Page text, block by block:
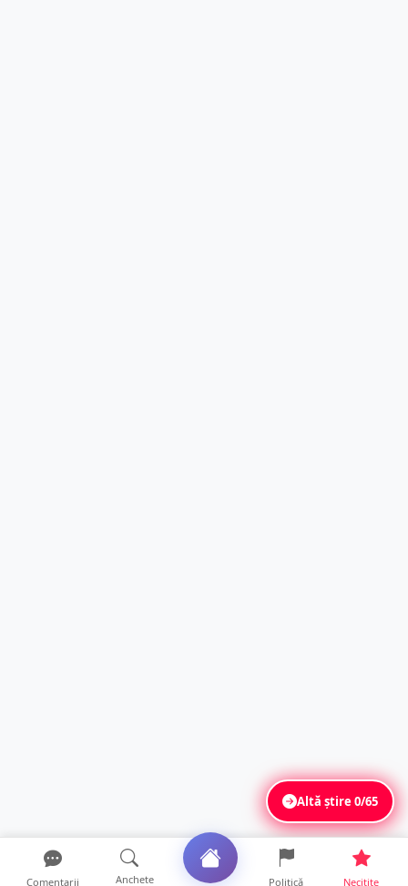
Altă știre0/65
Comentarii Anchete Politică Necitite